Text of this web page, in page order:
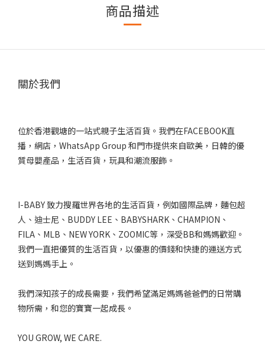
商品描述
關於我們
位於香港觀塘的一站式親子生活百貨。我們在FACEBOOK直
播，網店，WhatsApp Group 和門市提供來自歐美，日韓的優
質母嬰產品，生活百貨，玩具和潮流服飾。
I-BABY 致力搜羅世界各地的生活百貨，例如國際品牌，麵包超
人、迪士尼、BUDDY LEE、BABYSHARK、CHAMPION、
FILA、MLB、NEW YORK、ZOOMIC等，深受BB和媽媽歡迎。
我們一直把優質的生活百貨，以優惠的價錢和快捷的運送方式
送到媽媽手上。
我們深知孩子的成長需要，我們希望滿足媽媽爸爸們的日常購
物所需，和您的寶寶一起成長。
YOU GROW, WE CARE.